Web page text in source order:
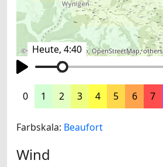
Heute, 4:40
©search.ch,swisstopo,OpenStreetMap,others
0 1 2 3 4 5 6 7
Farbskala: Beaufort
Wind